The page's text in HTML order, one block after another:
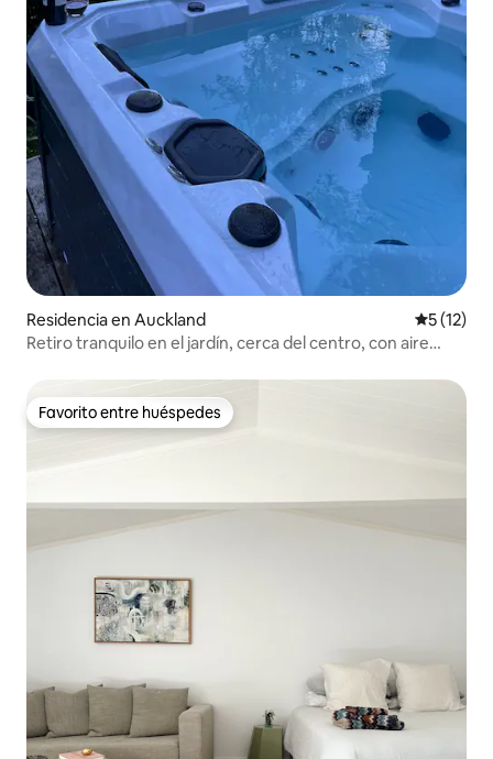
Residencia en Auckland
5 (12)
Retiro tranquilo en el jardín, cerca del centro, con aire
Favorito entre huéspedes
Favorito entre huéspedes